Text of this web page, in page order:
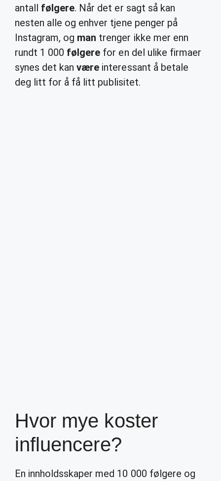
antall følgere. Når det er sagt så kan
nesten alle og enhver tjene penger på
Instagram, og man trenger ikke mer enn
rundt 1 000 følgere for en del ulike firmaer
synes det kanvære interessant å betale
deg litt for å få litt publisitet.
Hvor mye koster
influencere?
En innholdsskaper med 10 000 følgere og